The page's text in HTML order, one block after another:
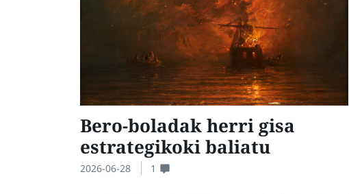
Bero-boladak herri gisa
estrategikoki baliatu
2026-06-28 1